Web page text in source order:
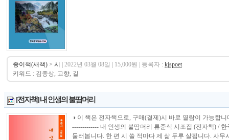
종이책(새책) > 시 | 2022년 03월 08일 | 15,000원 | 등록자 : kjspoet
키워드 : 김종상, 고향, 길
[전자책] 내 인생의 불땀머리
◑ 이 책은 전자책으로, 구매(결제)시 바로 열람이 가능합
------------- 내 인생의 불땀머리 류준식 시조집 (전자책) /
둘러봅니다. 한 편 시 쓸 적마다 제 삶 두루 살핍니다. 사무